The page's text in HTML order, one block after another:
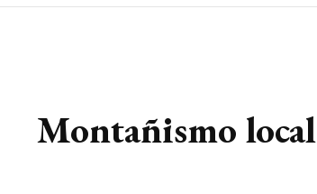
ARTÍ­CULOS
Montañismo local